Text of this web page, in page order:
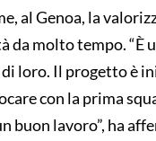
al Genoa, la
da molto tempo. “È
di loro. Il progetto è
con la prima
buon lavoro”, ha